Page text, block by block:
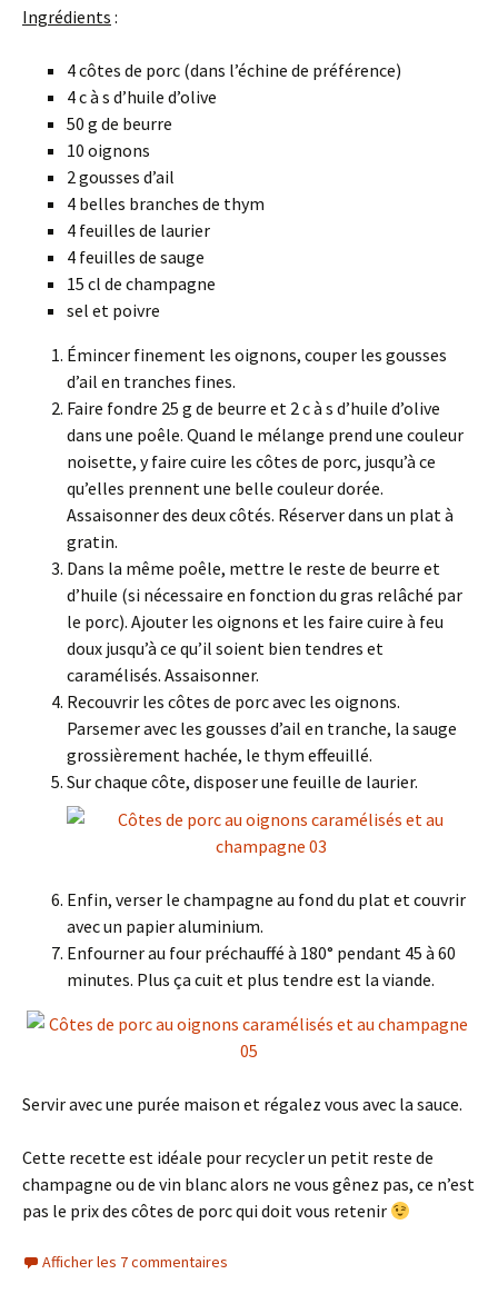
Ingrédients :
4 côtes de porc (dans l’échine de préférence)
4 c à s d’huile d’olive
50 g de beurre
10 oignons
2 gousses d’ail
4 belles branches de thym
4 feuilles de laurier
4 feuilles de sauge
15 cl de champagne
sel et poivre
Émincer finement les oignons, couper les gousses
d’ail en tranches fines.
Faire fondre 25 g de beurre et 2 c à s d’huile d’olive
dans une poêle. Quand le mélange prend une couleur
noisette, y faire cuire les côtes de porc, jusqu’à ce
qu’elles prennent une belle couleur dorée.
Assaisonner des deux côtés. Réserver dans un plat à
gratin.
Dans la même poêle, mettre le reste de beurre et
d’huile (si nécessaire en fonction du gras relâché par
le porc). Ajouter les oignons et les faire cuire à feu
doux jusqu’à ce qu’il soient bien tendres et
caramélisés. Assaisonner.
Recouvrir les côtes de porc avec les oignons.
Parsemer avec les gousses d’ail en tranche, la sauge
grossièrement hachée, le thym effeuillé.
Sur chaque côte, disposer une feuille de laurier.
Enfin, verser le champagne au fond du plat et couvrir
avec un papier aluminium.
Enfourner au four préchauffé à 180° pendant 45 à 60
minutes. Plus ça cuit et plus tendre est la viande.
Servir avec une purée maison et régalez vous avec la sauce.
Cette recette est idéale pour recycler un petit reste de
champagne ou de vin blanc alors ne vous gênez pas, ce n’est
pas le prix des côtes de porc qui doit vous retenir
Afficher les 7 commentaires